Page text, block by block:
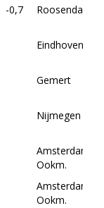
-0,7 Roosendaal
Eindhoven
Gemert
Nijmegen
Amsterdam-
Ookm.
Amsterdam-
Ookm.